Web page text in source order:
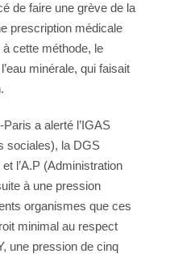
de faire une grève de la
prescription médicale
cette méthode, le
minérale, qui faisait
a alerté l’IGAS
sociales), la DGS
l’A.P (Administration
à une pression
organismes que ces
minimal au respect
une pression de cinq